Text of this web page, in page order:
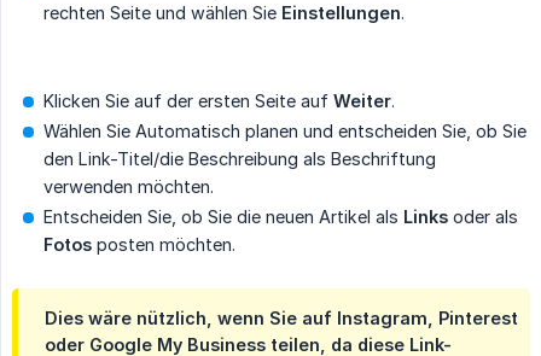
rechten Seite und wählen Sie Einstellungen.
Klicken Sie auf der ersten Seite auf Weiter.
Wählen Sie Automatisch planen und entscheiden Sie, ob Sie
den Link-Titel/die Beschreibung als Beschriftung
verwenden möchten.
Entscheiden Sie, ob Sie die neuen Artikel als Links oder als
Fotos posten möchten.
Dies wäre nützlich, wenn Sie auf Instagram, Pinterest
oder Google My Business teilen, da diese Link-